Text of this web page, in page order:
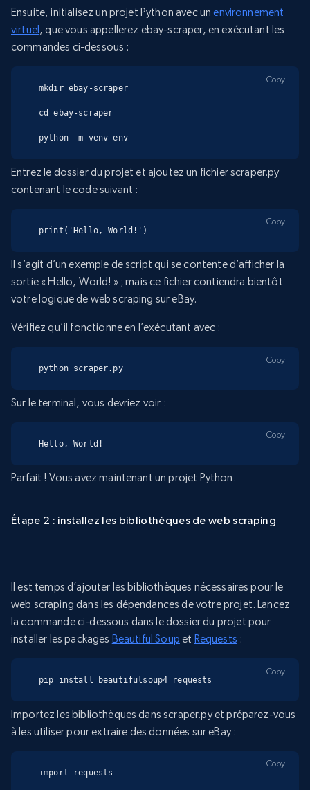
Ensuite, initialisez un projet Python avec unenvironnement
virtuel , que vous appellerez ebay-scraper, en exécutant les
commandes ci-dessous :
mkdir ebay-scraper
cd ebay-scraper
python -m venv env
Copy
Entrez le dossier du projet et ajoutez un fichier scraper.py
contenant le code suivant :
print('Hello, World!')
Copy
Il s’agit d’un exemple de script qui se contente d’afficher la
sortie « Hello, World! » ; mais ce fichier contiendra bientôt
votre logique de web scraping sur eBay.
Vérifiez qu’il fonctionne en l’exécutant avec :
python scraper.py
Copy
Sur le terminal, vous devriez voir :
Hello, World!
Copy
Parfait ! Vous avez maintenant un projet Python.
Étape 2 : installez les bibliothèques de web scraping
Il est temps d’ajouter les bibliothèques nécessaires pour le
web scraping dans les dépendances de votre projet. Lancez
la commande ci-dessous dans le dossier du projet pour
installer les packages Beautiful Soup et Requests :
pip install beautifulsoup4 requests
Copy
Importez les bibliothèques dans scraper.py et préparez-vous
à les utiliser pour extraire des données sur eBay :
import requests
Copy